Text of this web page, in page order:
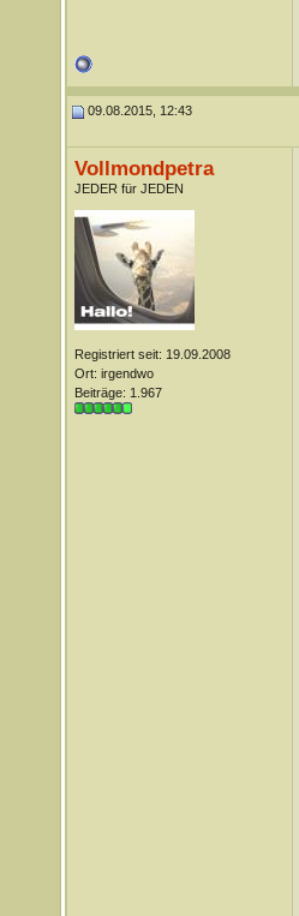
09.08.2015, 12:43
Vollmondpetra
JEDER für JEDEN
Registriert seit: 19.09.2008
Ort: irgendwo
Beiträge: 1.967